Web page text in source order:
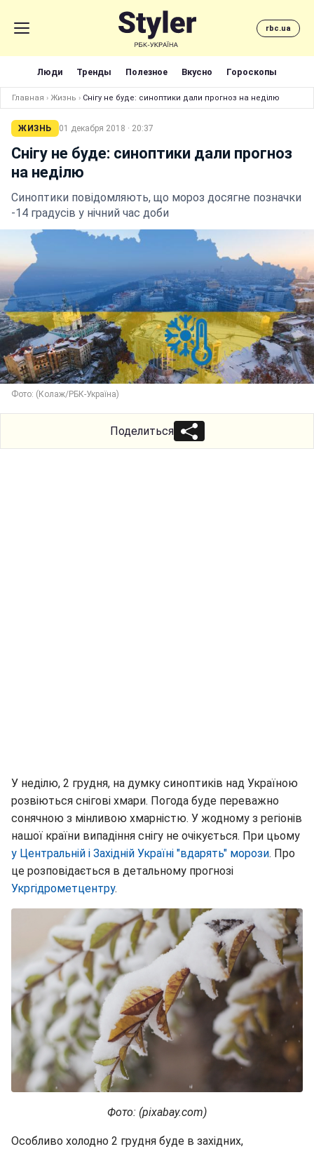
rbc.ua
Люди Тренды Полезное Вкусно Гороскопы
Главная › Жизнь › Снігу не буде: синоптики дали прогноз на неділю
ЖИЗНЬ 01 декабря 2018 · 20:37
Снігу не буде: синоптики дали прогноз
на неділю
Синоптики повідомляють, що мороз досягне позначки
-14 градусів у нічний час доби
Фото: (Колаж/РБК-Україна)
Поделиться
У неділю, 2 грудня, на думку синоптиків над Україною
розвіються снігові хмари. Погода буде переважно
сонячною з мінливою хмарністю. У жодному з регіонів
нашої країни випадіння снігу не очікується. При цьому
у Центральній і Західній Україні "вдарять" морози. Про
це розповідається в детальному прогнозі
Укргідрометцентру.
Фото: (pixabay.com)
Особливо холодно 2 грудня буде в західних,